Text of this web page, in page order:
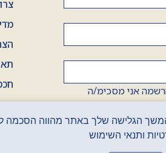
אני מסכימ/ה
למאגר מידע ורשימת
ותנאי השימוש